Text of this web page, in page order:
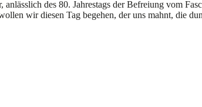
des 80. Jahrestags der Befreiung vom
wir diesen Tag begehen, der uns mahnt, die